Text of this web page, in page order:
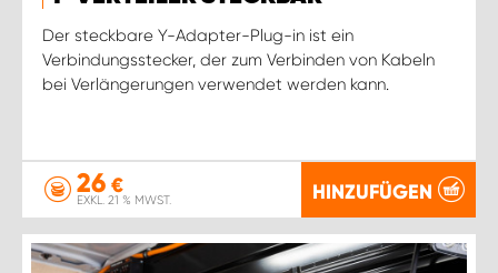
Der steckbare Y-Adapter-Plug-in ist ein
Verbindungsstecker, der zum Verbinden von Kabeln
bei Verlängerungen verwendet werden kann.
26 €
EXKL. 21 % MWST. HINZUFÜGEN